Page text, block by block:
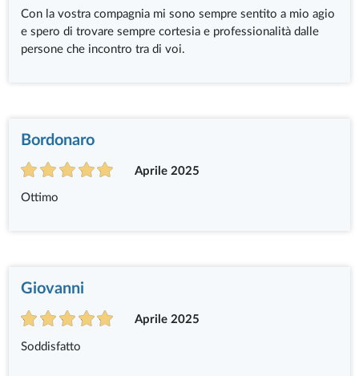
Con la vostra compagnia mi sono sempre sentito a mio agio
e spero di trovare sempre cortesia e professionalità dalle
persone che incontro tra di voi.
Bordonaro
Aprile 2025
Ottimo
Giovanni
Aprile 2025
Soddisfatto